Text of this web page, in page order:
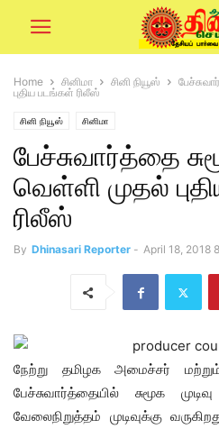
Home சினிமா சினி நியூஸ்
புதிய படங்கள் ரிலீஸ்
சினி நியூஸ் சினிமா
பேச்சுவார்த்தை
வெள்ளி முதல்
ரிலீஸ்
By Dhinasari Reporter - April 18, 2018
நேற்று தமிழக அமைச்சர்
பேச்சுவார்த்தையில் சுமூக
வேலைநிறுத்தம் முடிவுக்கு